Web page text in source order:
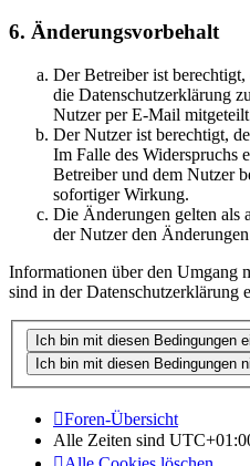
6. Änderungsvorbehalt
Der Betreiber ist
die Datenschutzerklärung
Nutzer per E-Mail
Der Nutzer ist berechtigt,
Im Falle des Widerspruchs
Betreiber und dem Nutzer
sofortiger Wirkung.
Die Änderungen gelten als
der Nutzer den
Informationen über den Umgang
sind in der Datenschutzerklärung
Foren-Übersicht
Alle Zeiten sind